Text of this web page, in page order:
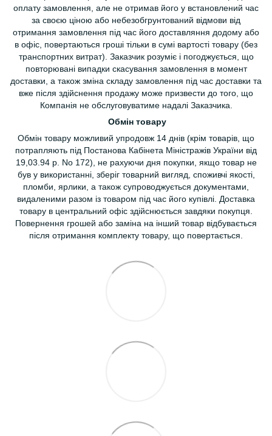
оплату замовлення, але не отримав його у встановлений час
за своєю ціною або небезобгрунтований відмови від
отримання замовлення під час його доставляння додому або
в офіс, повертаються гроші тільки в сумі вартості товару (без
транспортних витрат). Заказчик розуміє і погоджується, що
повторювані випадки скасування замовлення в момент
доставки, а також зміна складу замовлення під час доставки та
вже після здійснення продажу може призвести до того, що
Компанія не обслуговуватиме надалі Заказчика.
Обмін товару
Обмін товару можливий упродовж 14 днів (крім товарів, що
потрапляють під Постанова Кабінета Міністражів України від
19,03.94 р. No 172), не рахуючи дня покупки, якщо товар не
був у використанні, зберіг товарний вигляд, споживчі якості,
пломби, ярлики, а також супроводжується документами,
видаленими разом із товаром під час його купівлі. Доставка
товару в центральний офіс здійснюється завдяки покупця.
Повернення грошей або заміна на інший товар відбувається
після отримання комплекту товару, що повертається.